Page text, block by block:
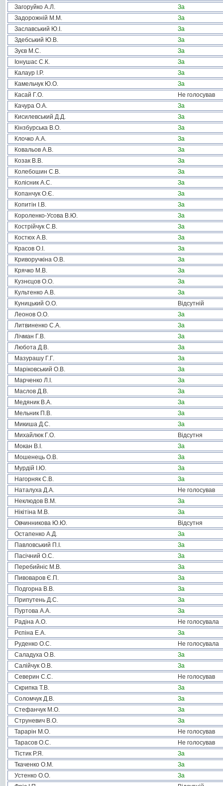
Загоруйко А.Л.
За
Задорожній М.М.
За
Заславський Ю.І.
За
Здебський Ю.В.
За
Зуєв М.С.
За
Іонушас С.К.
За
Калаур І.Р.
За
Камельчук Ю.О.
За
Касай Г.О.
Не голосував
Качура О.А.
За
Кисилевський Д.Д.
За
Кінзбурська В.О.
За
Клочко А.А.
За
Ковальов А.В.
За
Козак В.В.
За
Колебошин С.В.
За
Колісник А.С.
За
Копанчук О.Є.
За
Копитін І.В.
За
Короленко-Усова В.Ю.
За
Кострійчук С.В.
За
Костюх А.В.
За
Красов О.І.
За
Криворучкіна О.В.
За
Крячко М.В.
За
Кузнєцов О.О.
За
Культенко А.В.
За
Куницький О.О.
Відсутній
Леонов О.О.
За
Литвиненко С.А.
За
Лічман Г.В.
За
Любота Д.В.
За
Мазурашу Г.Г.
За
Маріковський О.В.
За
Марченко Л.І.
За
Маслов Д.В.
За
Медяник В.А.
За
Мельник П.В.
За
Микиша Д.С.
За
Михайлюк Г.О.
Відсутня
Мокан В.І.
За
Мошенець О.В.
За
Мурдій І.Ю.
За
Нагорняк С.В.
За
Наталуха Д.А.
Не голосував
Неклюдов В.М.
За
Нікітіна М.В.
За
Овчинникова Ю.Ю.
Відсутня
Остапенко А.Д.
За
Павловський П.І.
За
Пасічний О.С.
За
Перебийніс М.В.
За
Пивоваров Є.П.
За
Подгорна В.В.
За
Припутень Д.С.
За
Пуртова А.А.
За
Радіна А.О.
Не голосувала
Рєпіна Е.А.
За
Руденко О.С.
Не голосувала
Саладуха О.В.
За
Салійчук О.В.
За
Северин С.С.
Не голосував
Скрипка Т.В.
За
Соломчук Д.В.
За
Стефанчук М.О.
За
Струневич В.О.
За
Тарарін М.О.
Не голосував
Тарасов О.С.
Не голосував
Тістик Р.Я.
За
Ткаченко О.М.
За
Устенко О.О.
За